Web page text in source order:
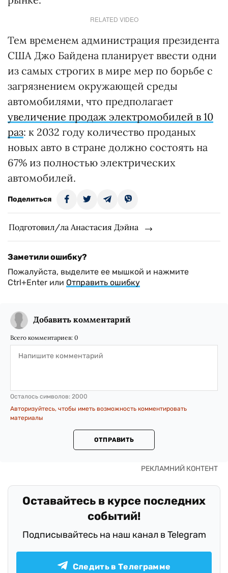
RELATED VIDEO
Тем временем администрация президента
США Джо Байдена планирует ввести одни
из самых строгих в мире мер по борьбе с
загрязнением окружающей среды
автомобилями, что предполагает
увеличение продаж электромобилей в 10
раз: к 2032 году количество проданых
новых авто в стране должно состоять на
67% из полностью электрических
автомобилей.
Поделиться
Подготовил/ла Анастасия Дэйна
Заметили ошибку?
Пожалуйста, выделите ее мышкой и нажмите
Ctrl+Enter или Отправить ошибку
Добавить комментарий
Всего комментариев: 0
Осталось символов: 2000
Авторизуйтесь, чтобы иметь возможность комментировать
материалы
ОТПРАВИТЬ
Оставайтесь в курсе последних
событий!
Подписывайтесь на наш канал в Telegram
Следить в Телеграмме